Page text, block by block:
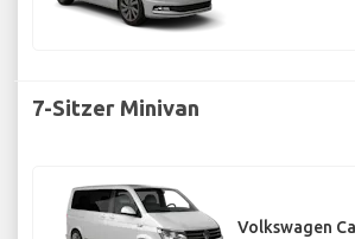
7-Sitzer Minivan
Volkswagen